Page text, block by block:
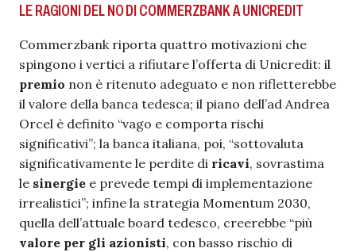
LE RAGIONI DEL NO DI COMMERZBANK A UNICREDIT
Commerzbank riporta quattro motivazioni che
spingono i vertici a rifiutare l’offerta di Unicredit: il
premio non è ritenuto adeguato e non rifletterebbe
il valore della banca tedesca; il piano dell’ad Andrea
Orcel è definito “vago e comporta rischi
significativi”; la banca italiana, poi, “sottovaluta
significativamente le perdite di ricavi, sovrastima
le sinergie e prevede tempi di implementazione
irrealistici”; infine la strategia Momentum 2030,
quella dell’attuale board tedesco, creerebbe “più
valore per gli azionisti, con basso rischio di